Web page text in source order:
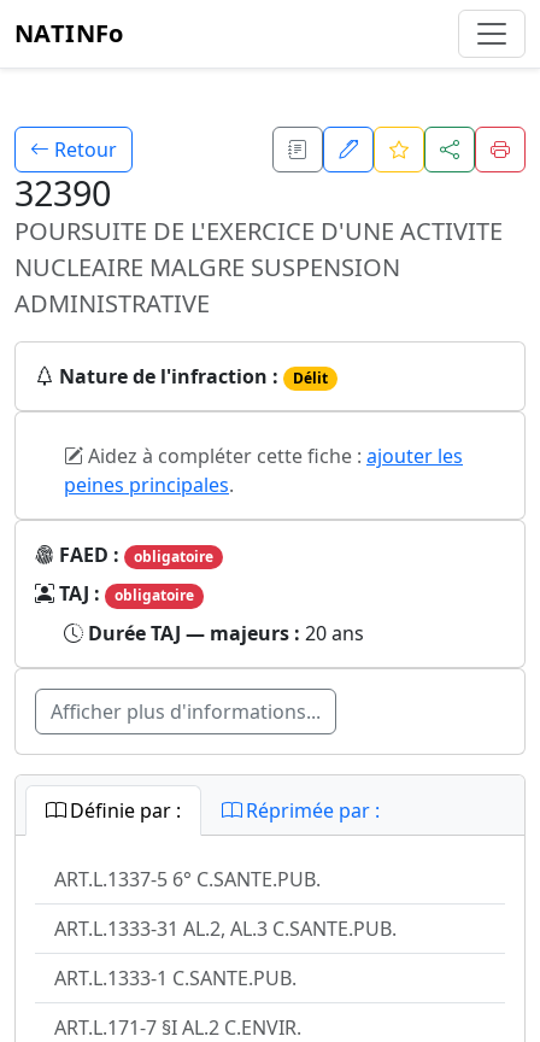
NATINFo
Retour
32390
POURSUITE DE L'EXERCICE D'UNE ACTIVITE
NUCLEAIRE MALGRE SUSPENSION
ADMINISTRATIVE
Nature de l'infraction : Délit
Aidez à compléter cette fiche : ajouter les
peines principales.
FAED : obligatoire
TAJ : obligatoire
Durée TAJ — majeurs : 20 ans
Afficher plus d'informations...
Définie par : Réprimée par :
ART.L.1337-5 6° C.SANTE.PUB.
ART.L.1333-31 AL.2, AL.3 C.SANTE.PUB.
ART.L.1333-1 C.SANTE.PUB.
ART.L.171-7 §I AL.2 C.ENVIR.